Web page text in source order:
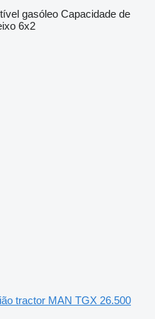
gasóleo Capacidade de
6x2
tractor MAN TGX 26.500